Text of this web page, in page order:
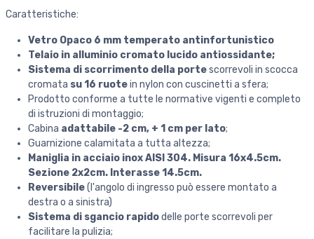
Caratteristiche:
Vetro Opaco 6 mm temperato antinfortunistico
Telaio in alluminio cromato lucido antiossidante;
Sistema di scorrimento della portescorrevoli in scocca
cromata su 16 ruotein nylon con cuscinetti a sfera;
Prodotto conforme a tutte le normative vigenti e completo
di istruzioni di montaggio;
Cabina adattabile -2 cm, + 1 cm per lato;
Guarnizione calamitata a tutta altezza;
Maniglia in acciaio inox AISI 304. Misura 16x4.5cm.
Sezione 2x2cm. Interasse 14.5cm.
Reversibile(l'angolo di ingresso può essere montato a
destra o a sinistra)
Sistema di sgancio rapidodelle porte scorrevoli per
facilitare la pulizia;